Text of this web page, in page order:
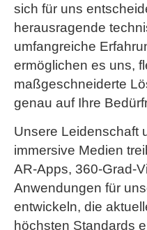
sich für uns
herausragende
umfangreiche
ermöglichen es uns,
maßgeschneiderte
genau auf Ihre
Unsere Leidenschaft
immersive Medien
AR-Apps, 360-Grad-
Anwendungen für
entwickeln, die
höchsten Standards